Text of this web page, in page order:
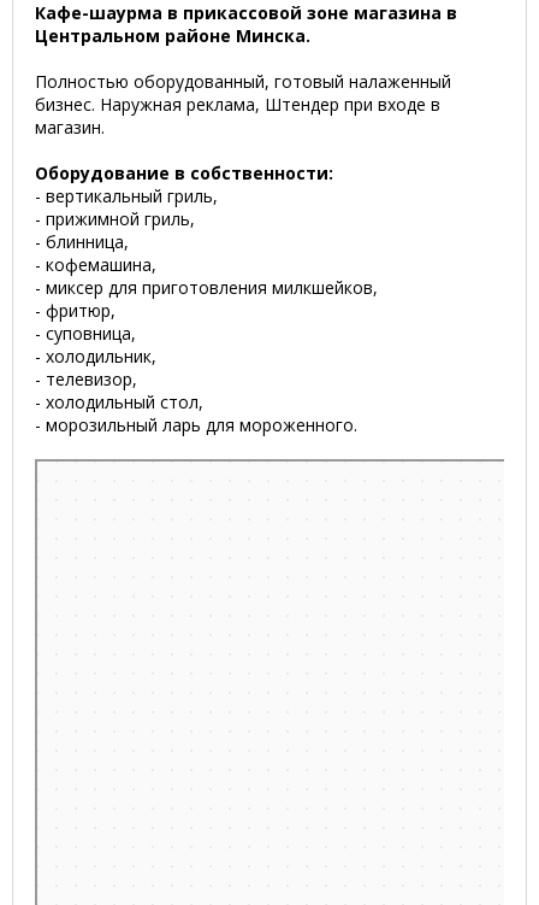
Кафе-шаурма в прикассовой зоне магазина в
Центральном районе Минска.
Полностью оборудованный, готовый налаженный
бизнес. Наружная реклама, Штендер при входе в
магазин.
Оборудование в собственности:
- вертикальный гриль,
- прижимной гриль,
- блинница,
- кофемашина,
- миксер для приготовления милкшейков,
- фритюр,
- суповница,
- холодильник,
- телевизор,
- холодильный стол,
- морозильный ларь для мороженного.